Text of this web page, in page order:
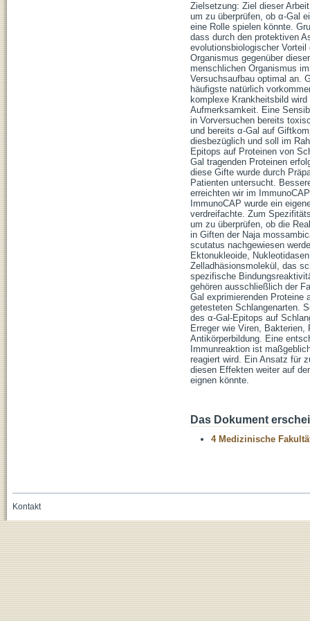
Zielsetzung: Ziel dieser
um zu überprüfen, ob α-Gal
eine Rolle spielen könnte.
dass durch den protektiven
evolutionsbiologischer
Organismus gegenüber
menschlichen Organismus
Versuchsaufbau optimal an.
häufigste natürlich
komplexe Krankheitsbild
Aufmerksamkeit. Eine
in Vorversuchen bereits
und bereits α-Gal auf
diesbezüglich und soll im
Epitops auf Proteinen von
Gal tragenden Proteinen
diese Gifte wurde durch
Patienten untersucht.
erreichten wir im
ImmunoCAP wurde ein
verdreifachte. Zum
um zu überprüfen, ob die
in Giften der Naja
scutatus nachgewiesen
Ektonukleoide,
Zelladhäsionsmolekül, das
spezifische
gehören ausschließlich der
Gal exprimierenden Proteine
getesteten Schlangenarten.
des α-Gal-Epitops auf
Erreger wie Viren,
Antikörperbildung. Eine
Immunreaktion ist
reagiert wird. Ein Ansatz für
diesen Effekten weiter auf
eignen könnte.
Das Dokument
4 Medizinische
Kontakt